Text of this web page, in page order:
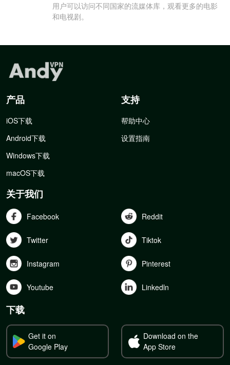
用户可以访问不同国家的流媒体库，观看更多的电影
和电视剧。
产品
iOS下载
Android下载
Windows下载
macOS下载
支持
帮助中心
设置指南
关于我们
Facebook Reddit
Twitter Tiktok
Instagram Pinterest
Youtube Linkedln
下载
Get it on
Google Play
Download on the
App Store